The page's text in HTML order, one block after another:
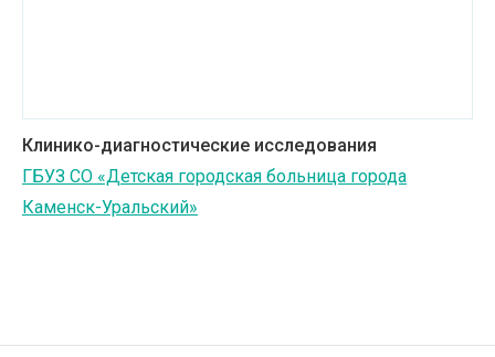
Клинико-диагностические исследования
ГБУЗ СО «Детская городская больница города
Каменск-Уральский»